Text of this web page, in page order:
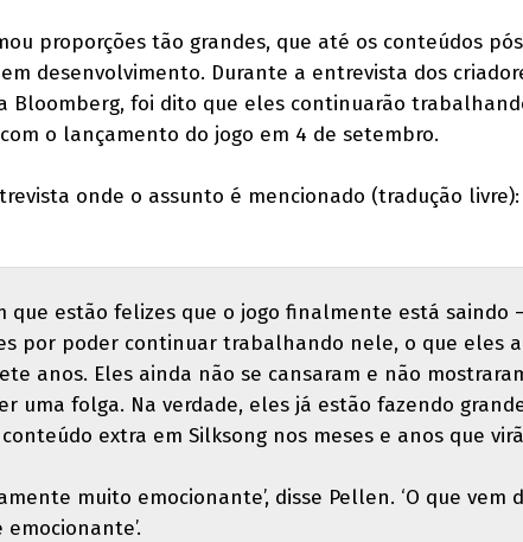
proporções tão grandes, que até os conteúdos
desenvolvimento. Durante a entrevista dos
Bloomberg, foi dito que eles continuarão
o lançamento do jogo em 4 de setembro.
onde o assunto é mencionado (tradução livre):
que estão felizes que o jogo finalmente está saindo
por poder continuar trabalhando nele, o que eles
anos. Eles ainda não se cansaram e não
uma folga. Na verdade, eles já estão fazendo
extra em Silksong nos meses e anos que
muito emocionante’, disse Pellen. ‘O que vem